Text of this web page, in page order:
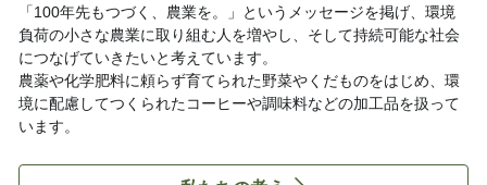
「100年先もつづく、農業を。」というメッセージを掲げ、環境
負荷の小さな農業に取り組む人を増やし、そして持続可能な社会
につなげていきたいと考えています。
農薬や化学肥料に頼らず育てられた野菜やくだものをはじめ、環
境に配慮してつくられたコーヒーや調味料などの加工品を扱って
います。